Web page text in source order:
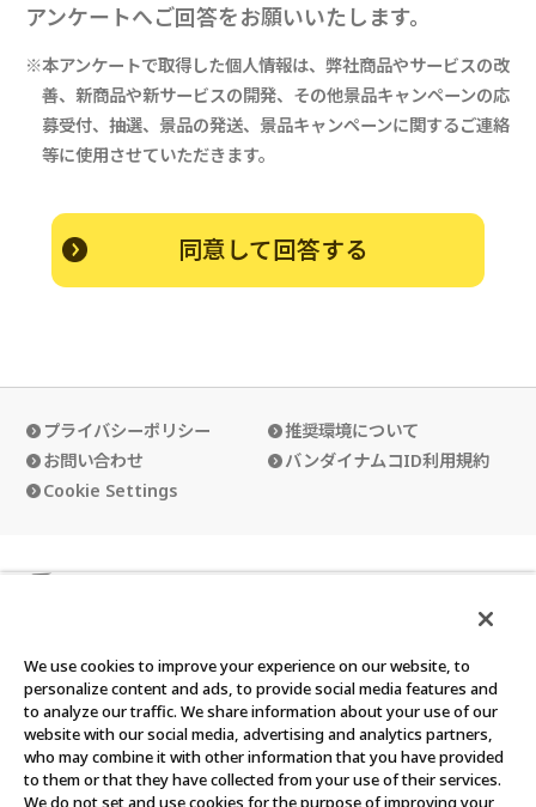
アンケートへご回答をお願いいたします。
※本アンケートで取得した個人情報は、弊社商品やサービスの改
善、新商品や新サービスの開発、 その他景品キャンペーンの応
募受付、抽選、景品の発送、景品キャンペーンに関するご連絡
等に使用させていただきます。
同意して回答する
プライバシーポリシー
推奨環境について
お問い合わせ
バンダイナムコID利用規約
Cookie Settings
カードダスクラブの使い方 カードダスクラブ会員規約
©BANDAI
We use cookies to improve your experience on our website, to
personalize content and ads, to provide social media features and
to analyze our traffic. We share information about your use of our
website with our social media, advertising and analytics partners,
who may combine it with other information that you have provided
to them or that they have collected from your use of their services.
We do not set and use cookies for the purpose of improving your